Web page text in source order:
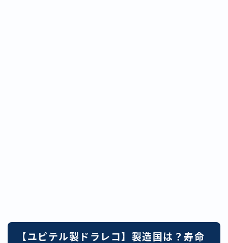
【ユピテル製ドラレコ】製造国は？寿命